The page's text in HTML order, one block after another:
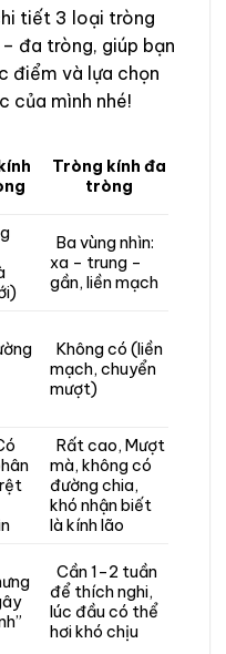
tiết 3 loại tròng
đa tròng, giúp bạn
điểm và lựa chọn
của mình nhé!
Tròng kính đa
tròng
Ba vùng nhìn:
xa – trung –
gần, liền mạch
Không có (liền
mạch, chuyển
mượt)
Rất cao, Mượt
mà, không có
đường chia,
khó nhận biết
là kính lão
Cần 1–2 tuần
để thích nghi,
lúc đầu có thể
hơi khó chịu